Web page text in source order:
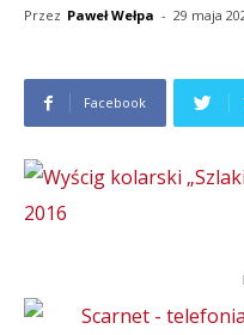
Przez Paweł Wełpa - 29 maja
Facebook